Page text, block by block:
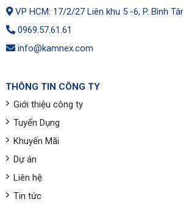
VP HCM: 17/2/27 Liên khu 5 -6, P. Bình
0969.57.61.61
info@kamnex.com
THÔNG TIN CÔNG TY
Giới thiệu công ty
Tuyển Dụng
Khuyến Mãi
Dự án
Liên hệ
Tin tức